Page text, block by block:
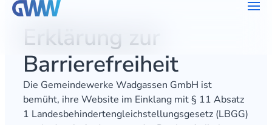
Erklärung zur
Barrierefreiheit
Die Gemeindewerke Wadgassen GmbH ist
bemüht, ihre Website im Einklang mit § 11 Absatz
1 Landesbehindertengleichstellungsgesetz (LBGG)